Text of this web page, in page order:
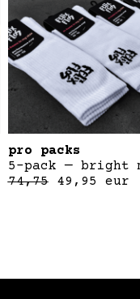
pro packs
5-pack — bright
74,75
49,95 eur